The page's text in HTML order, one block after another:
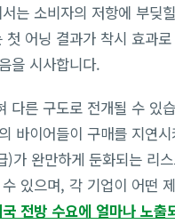
는 소비자의 저항에 부딪
어닝 결과가 착시 효과
을 시사합니다.
다른 구도로 전개될 수 있
바이어들이 구매를 지연
가 완만하게 둔화되는 리
있으며, 각 기업이 어떤
전방 수요에 얼마나 노출